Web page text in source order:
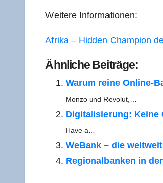
Wei­te­re Informationen:
Afri­ka – Hid­den Cham­pi­on
Ähn­li­che Beiträge:
War­um rei­ne Online-
Mon­zo und Revolut,…
Digi­ta­li­sie­rung: Kei­ne
Have a…
WeBank – die
Regio­nal­ban­ken in